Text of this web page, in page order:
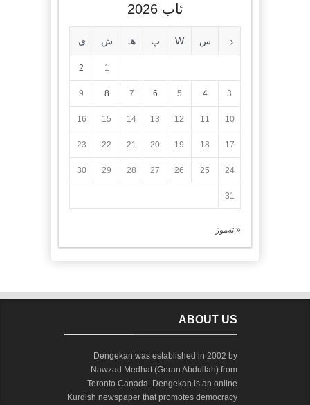
ئاب 2026
د س W پ هـ ش ی
1
2
3
4
5
6
7
8
9
10
11
12
13
14
15
16
17
18
19
20
21
22
23
24
25
26
27
28
29
30
31
« تەموز
ABOUT US
Dengekan was established in 2002 by
Nawzad Medhat (Goran Abdullah) from
Toronto Canada. Dengekan is an online
Kurdish newspaper that promotes democracy